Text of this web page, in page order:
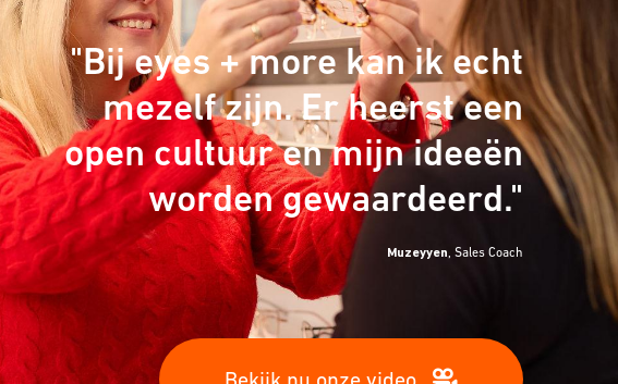
"Bij eyes + more kan ik echt
mezelf zijn. Er heerst een
open cultuur en mijn ideeën
worden gewaardeerd."
Muzeyyen, Sales Coach